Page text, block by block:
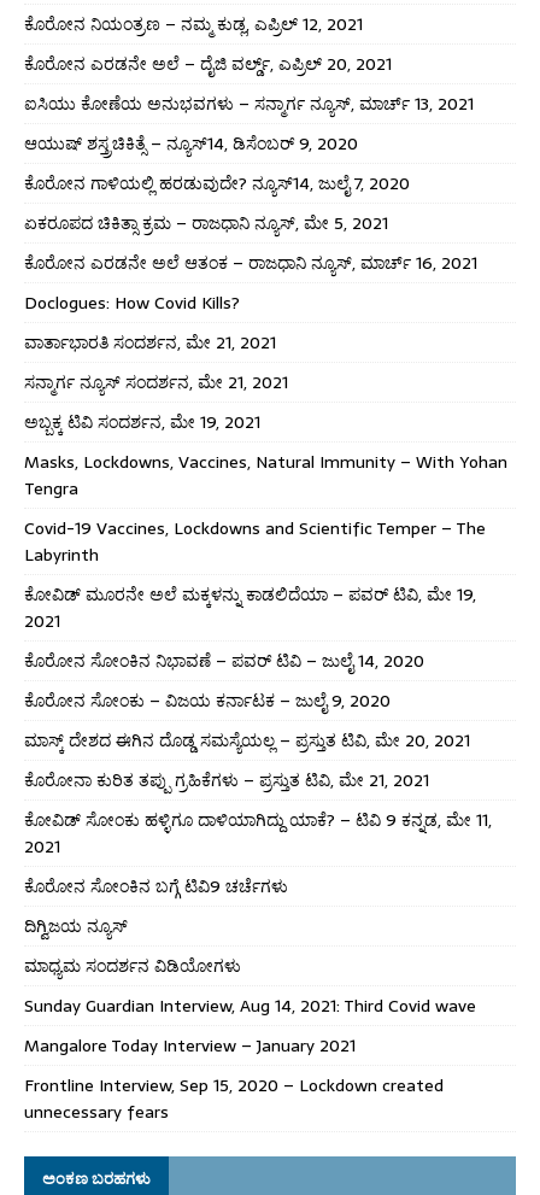
ಕೊರೋನ ನಿಯಂತ್ರಣ – ನಮ್ಮ ಕುಡ್ಲ, ಎಪ್ರಿಲ್ 12, 2021
ಕೊರೋನ ಎರಡನೇ ಅಲೆ – ದೈಜಿ ವರ್ಲ್ಡ್, ಎಪ್ರಿಲ್ 20, 2021
ಐಸಿಯು ಕೋಣೆಯ ಅನುಭವಗಳು – ಸನ್ಮಾರ್ಗ ನ್ಯೂಸ್, ಮಾರ್ಚ್ 13, 2021
ಆಯುಷ್ ಶಸ್ತ್ರಚಿಕಿತ್ಸೆ – ನ್ಯೂಸ್14, ಡಿಸೆಂಬರ್ 9, 2020
ಕೊರೋನ ಗಾಳಿಯಲ್ಲಿ ಹರಡುವುದೇ? ನ್ಯೂಸ್14, ಜುಲೈ 7, 2020
ಏಕರೂಪದ ಚಿಕಿತ್ಸಾ ಕ್ರಮ – ರಾಜಧಾನಿ ನ್ಯೂಸ್, ಮೇ 5, 2021
ಕೊರೋನ ಎರಡನೇ ಅಲೆ ಆತಂಕ – ರಾಜಧಾನಿ ನ್ಯೂಸ್, ಮಾರ್ಚ್ 16, 2021
Doclogues: How Covid Kills?
ವಾರ್ತಾಭಾರತಿ ಸಂದರ್ಶನ, ಮೇ 21, 2021
ಸನ್ಮಾರ್ಗ ನ್ಯೂಸ್ ಸಂದರ್ಶನ, ಮೇ 21, 2021
ಅಬ್ಬಕ್ಕ ಟಿವಿ ಸಂದರ್ಶನ, ಮೇ 19, 2021
Masks, Lockdowns, Vaccines, Natural Immunity – With Yohan
Tengra
Covid-19 Vaccines, Lockdowns and Scientific Temper – The
Labyrinth
ಕೋವಿಡ್ ಮೂರನೇ ಅಲೆ ಮಕ್ಕಳನ್ನು ಕಾಡಲಿದೆಯಾ – ಪವರ್ ಟಿವಿ, ಮೇ 19,
2021
ಕೊರೋನ ಸೋಂಕಿನ ನಿಭಾವಣೆ – ಪವರ್ ಟಿವಿ – ಜುಲೈ 14, 2020
ಕೊರೋನ ಸೋಂಕು – ವಿಜಯ ಕರ್ನಾಟಕ – ಜುಲೈ 9, 2020
ಮಾಸ್ಕ್ ದೇಶದ ಈಗಿನ ದೊಡ್ಡ ಸಮಸ್ಯೆಯಲ್ಲ – ಪ್ರಸ್ತುತ ಟಿವಿ, ಮೇ 20, 2021
ಕೊರೋನಾ ಕುರಿತ ತಪ್ಪು ಗ್ರಹಿಕೆಗಳು – ಪ್ರಸ್ತುತ ಟಿವಿ, ಮೇ 21, 2021
ಕೋವಿಡ್ ಸೋಂಕು ಹಳ್ಳಿಗೂ ದಾಳಿಯಾಗಿದ್ದು ಯಾಕೆ? – ಟಿವಿ 9 ಕನ್ನಡ, ಮೇ 11,
2021
ಕೊರೋನ ಸೋಂಕಿನ ಬಗ್ಗೆ ಟಿವಿ9 ಚರ್ಚೆಗಳು
ದಿಗ್ವಿಜಯ ನ್ಯೂಸ್
ಮಾಧ್ಯಮ ಸಂದರ್ಶನ ವಿಡಿಯೋಗಳು
Sunday Guardian Interview, Aug 14, 2021: Third Covid wave
Mangalore Today Interview – January 2021
Frontline Interview, Sep 15, 2020 – Lockdown created
unnecessary fears
ಅಂಕಣ ಬರಹಗಳು